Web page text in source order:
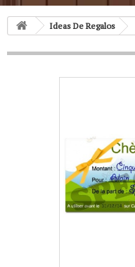
Ideas De Regalos